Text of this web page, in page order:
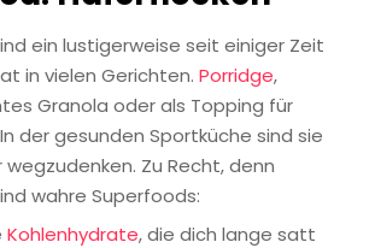
ein lustigerweise seit einiger Zeit
in vielen Gerichten. Porridge,
Granola oder als Topping für
der gesunden Sportküche sind sie
Zu Recht, denn
wahre Superfoods:
Kohlenhydrate, die dich lange satt